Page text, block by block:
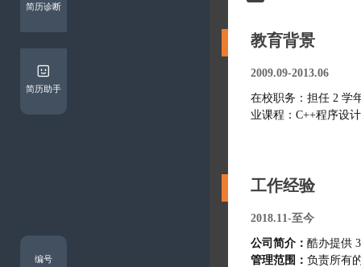
简历诊断
简历助手
编号
教育背景
2009.09-2013.06
在校职务：担任 2 学
业课程：C++程序设
工作经验
2018.11-至今
公司简介：
管理范围：负责所有